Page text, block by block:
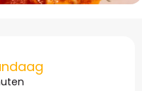
en